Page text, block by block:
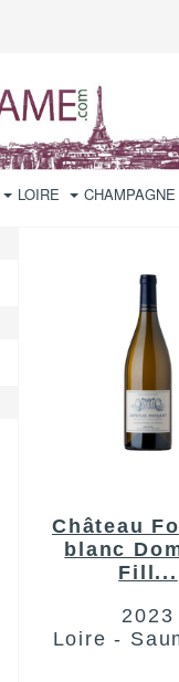
LOIRE CHAMPAGNE
Château
blanc
Fill...
2023
Loire -